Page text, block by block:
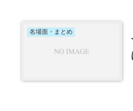
名場面・まとめ